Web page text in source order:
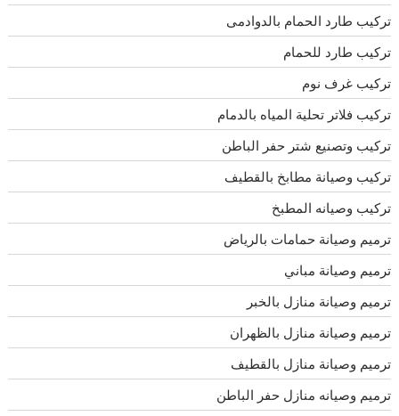
تركيب طارد الحمام بالدوادمى
تركيب طارد للحمام
تركيب غرف نوم
تركيب فلاتر تحلية المياه بالدمام
تركيب وتصنيع شتر حفر الباطن
تركيب وصيانة مطابخ بالقطيف
تركيب وصيانه المطبخ
ترميم وصيانة حمامات بالرياض
ترميم وصيانة مباني
ترميم وصيانة منازل بالخبر
ترميم وصيانة منازل بالظهران
ترميم وصيانة منازل بالقطيف
ترميم وصيانه منازل حفر الباطن